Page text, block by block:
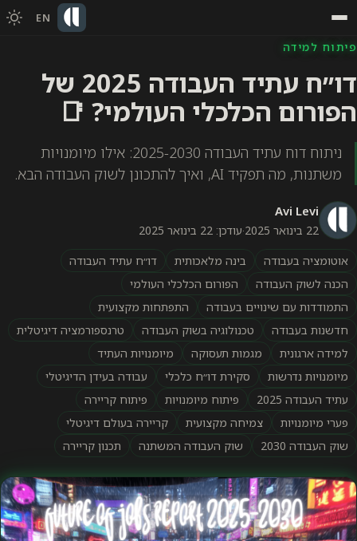
EN
פיתוח למידה
דו״ח עתיד העבודה 2025 של
הפורום הכלכלי העולמי? 📑
ניתוח דוח עתיד העבודה 2025-2030: אילו מיומנויות
משתנות, מה תפקיד AI, ואיך להתכונן לשוק העבודה הבא.
Avi Levi
22 בינואר 2025 ·עודכן: 22 בינואר 2025
אוטומציה בעבודה
בינה מלאכותית
דו״ח עתיד העבודה
הכנה לשוק העבודה
הפורום הכלכלי העולמי
התמודדות עם שינויים בעבודה
התפתחות מקצועית
חדשנות בעבודה
טכנולוגיה בשוק העבודה
טרנספורמציה דיגיטלית
למידה ארגונית
מגמות תעסוקה
מיומנויות העתיד
מיומנויות נדרשות
סקירת דו״ח כלכלי
עבודה בעידן הדיגיטלי
עתיד העבודה 2025
פיתוח מיומנויות
פיתוח קריירה
פערי מיומנויות
צמיחה מקצועית
קריירה בעולם דיגיטלי
שוק העבודה 2030
שוק העבודה המשתנה תכנון קריירה